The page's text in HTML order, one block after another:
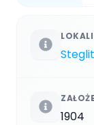
1904